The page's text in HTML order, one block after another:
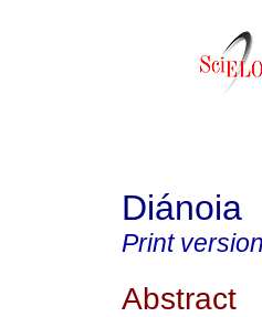
Diánoia
Print version
Abstract